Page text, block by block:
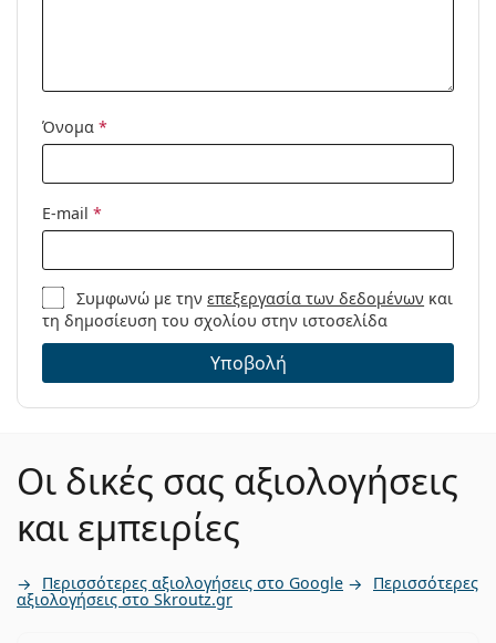
Όνομα *
E-mail *
Συμφωνώ με τηνεπεξεργασία των δεδομένων και
τη δημοσίευση του σχολίου στην ιστοσελίδα
Υποβολή
Οι δικές σας αξιολογήσεις
και εμπειρίες
Περισσότερες αξιολογήσεις στο Google Περισσότερες
αξιολογήσεις στο Skroutz.gr